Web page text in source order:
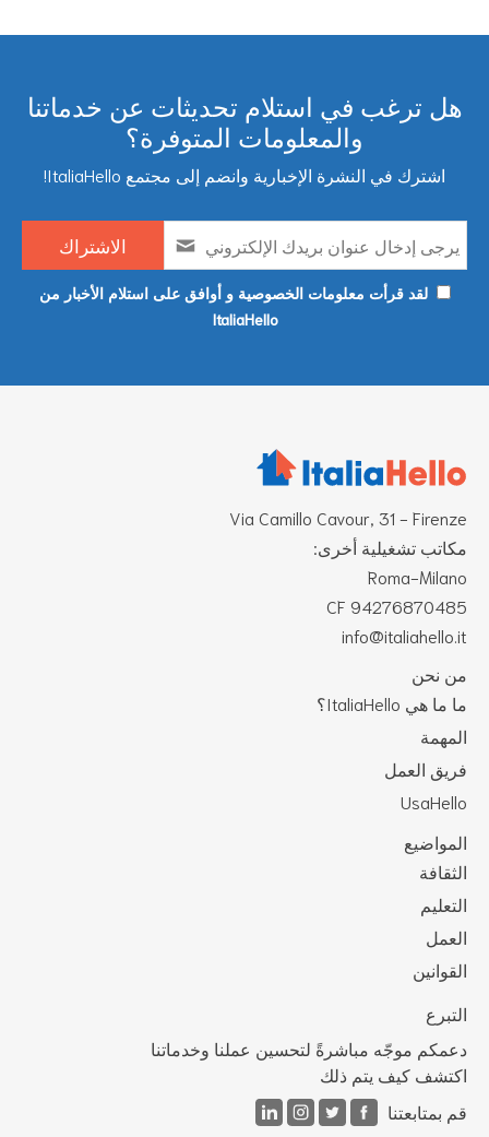
هل ترغب في استلام تحديثات عن خدماتنا
والمعلومات المتوفرة؟
اشترك في النشرة الإخبارية وانضم إلى مجتمع ItaliaHello!
لقد قرأت معلومات الخصوصية و أوافق على استلام الأخبار من
ItaliaHello
Via Camillo Cavour, 31 - Firenze
مكاتب تشغيلية أخرى:
Roma-Milano
CF 94276870485
info@italiahello.it
من نحن
ما ما هي ItaliaHello؟
المهمة
فريق العمل
UsaHello
المواضيع
الثقافة
التعليم
العمل
القوانين
التبرع
دعمكم موجّه مباشرةً لتحسين عملنا وخدماتنا
اكتشف كيف يتم ذلك
قم بمتابعتنا